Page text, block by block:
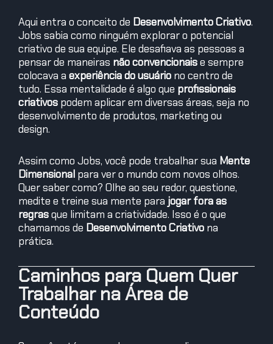
Aqui entra o conceito de Desenvolvimento Criativo.
Jobs sabia como ninguém explorar o potencial
criativo de sua equipe. Ele desafiava as pessoas a
pensar de maneiras não convencionaise sempre
colocava a experiência do usuário no centro de
tudo. Essa mentalidade é algo que profissionais
criativos podem aplicar em diversas áreas, seja no
desenvolvimento de produtos, marketing ou
design.
Assim como Jobs, você pode trabalhar sua Mente
Dimensional para ver o mundo com novos olhos.
Quer saber como? Olhe ao seu redor, questione,
medite e treine sua mente para jogar fora as
regrasque limitam a criatividade. Isso é o que
chamamos de Desenvolvimento Criativo na
prática.
Caminhos para Quem Quer
Trabalhar na Área de
Conteúdo